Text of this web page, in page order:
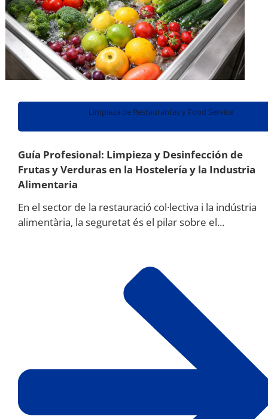
Limpieza de Restaurantes y Food Service
Guía Profesional: Limpieza y Desinfección de
Frutas y Verduras en la Hostelería y la Industria
Alimentaria
En el sector de la restauració col·lectiva i la indústria
alimentària, la seguretat és el pilar sobre el...